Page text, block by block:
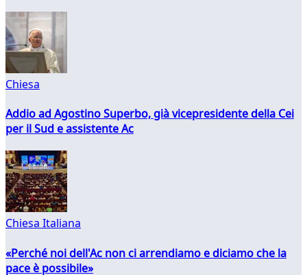
Chiesa
Addio ad Agostino Superbo, già vicepresidente della Cei
per il Sud e assistente Ac
Chiesa Italiana
«Perché noi dell'Ac non ci arrendiamo e diciamo che la
pace è possibile»